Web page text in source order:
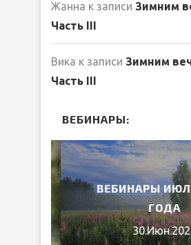
Жанна к записи Зимним
Часть III
Вика к записи Зимним
Часть III
ВЕБИНАРЫ:
ВЕБИНАРЫ ИЮЛЯ
ГОДА
30.Июн.2026